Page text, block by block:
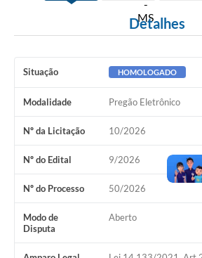
LGPD - Lei Geral de Proteção de Dados
ITR
Conselhos Municipais
COVID 19
Festival da Canção Regional Cerrado do
Contato
Diário Oficial MS
Detalhes
Situação HOMOLOGADO
Modalidade Pregão Eletrônico
Nº da Licitação 10/2026
Nº do Edital 9/2026
Nº do Processo 50/2026
Modo de
Disputa
Aberto